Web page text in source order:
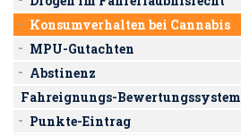
Konsumverhalten bei Cannabis
MPU-Gutachten
Abstinenz
Fahreignungs-Bewertungssystem
Punkte-Eintrag